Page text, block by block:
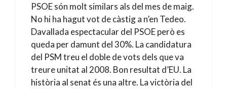
PSOE són molt similars als del mes de maig.
No hi ha hagut vot de càstig a n’en Tedeo.
Davallada espectacular del PSOE però es
queda per damunt del 30%. La candidatura
del PSM treu el doble de vots dels que va
treure unitat al 2008. Bon resultat d’EU. La
història al senat és una altre. La victòria del